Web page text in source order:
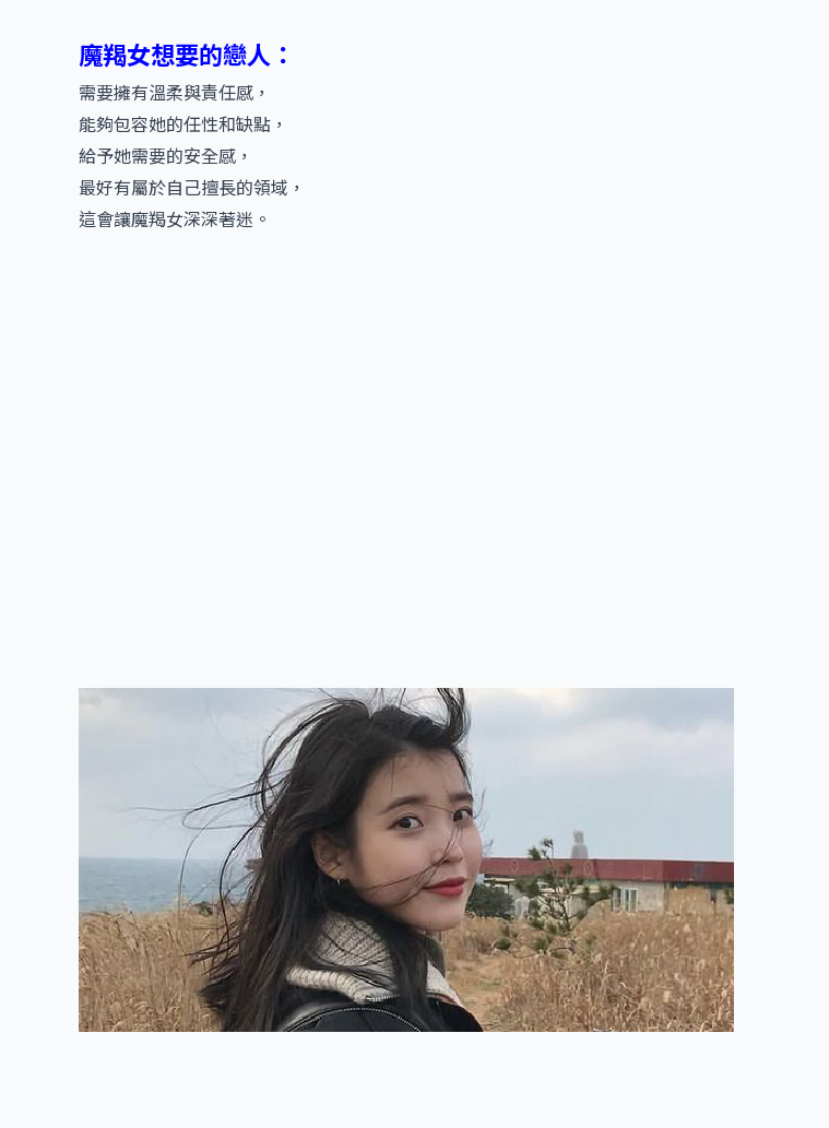
魔羯女想要的戀人：
需要擁有溫柔與責任感，
能夠包容她的任性和缺點，
給予她需要的安全感，
最好有屬於自己擅長的領域，
這會讓魔羯女深深著迷。